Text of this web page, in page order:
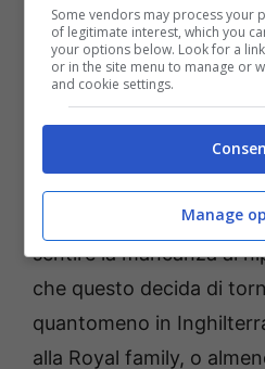
Harry?
Secondo quanto ha
magazine di cronaca
la Regina Elisabetta
un viaggio che potrebbe
sentire la mancanza al
che questo decida di
quantomeno in
alla Royal family, o
Some vendors may process your
of legitimate interest, which you
your options below. Look for a
or in the site menu to manage or
and cookie settings.
Manage